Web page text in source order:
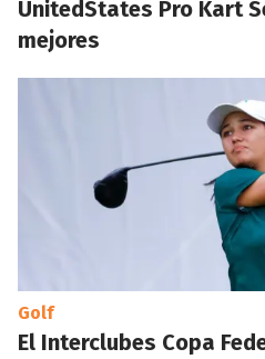
UnitedStates Pro Kart
mejores
Golf
El Interclubes Copa